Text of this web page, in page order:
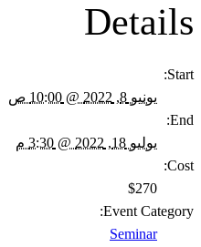
Details
Start:
يونيو 8, 2022 @ 10:00 ص
End:
يوليو 18, 2022 @ 3:30 م
Cost:
$270
Event Category:
Seminar